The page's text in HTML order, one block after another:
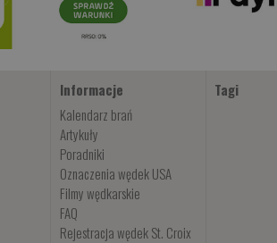
Informacje
Kalendarz brań
Artykuły
Poradniki
Oznaczenia wędek USA
Filmy wędkarskie
FAQ
Rejestracja wędek St. Croix
Tagi